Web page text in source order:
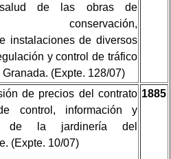
de las obras de
conservación,
instalaciones de diversos
y control de tráfico
(Expte. 128/07)
de precios del contrato
control, información y
de la jardinería del
(Expte. 10/07)
1885